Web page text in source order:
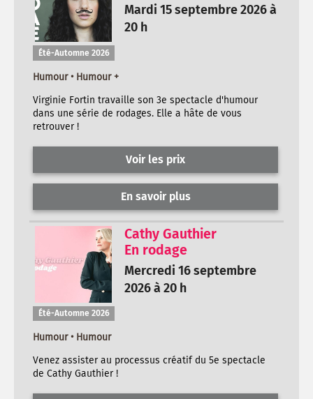
Mardi 15 septembre 2026 à
20 h
Été-Automne 2026
Humour • Humour +
Virginie Fortin travaille son 3e spectacle d'humour
dans une série de rodages. Elle a hâte de vous
retrouver !
Voir les prix
En savoir plus
Cathy Gauthier
En rodage
Mercredi 16 septembre
2026 à 20 h
Été-Automne 2026
Humour • Humour
Venez assister au processus créatif du 5e spectacle
de Cathy Gauthier !